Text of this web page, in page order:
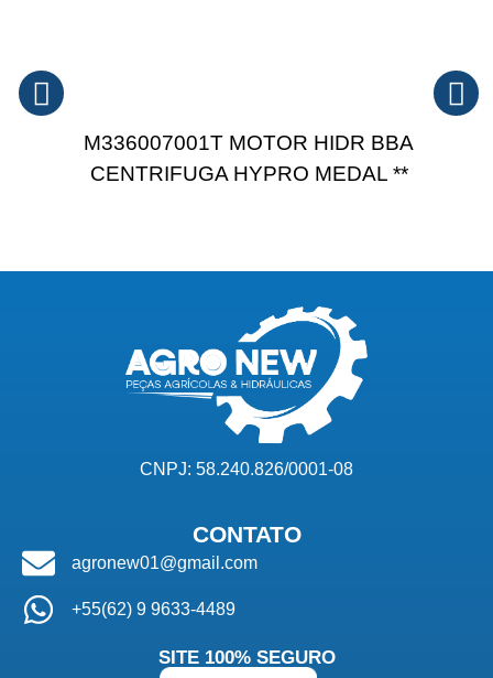
M336007001T MOTOR HIDR BBA
CENTRIFUGA HYPRO MEDAL **
CNPJ: 58.240.826/0001-08
CONTATO
agronew01@gmail.com
+55(62) 9 9633-4489
SITE 100% SEGURO